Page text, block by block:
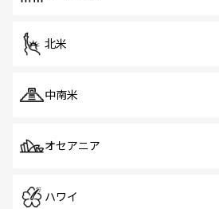
北米
中南米
オセアニア
ハワイ